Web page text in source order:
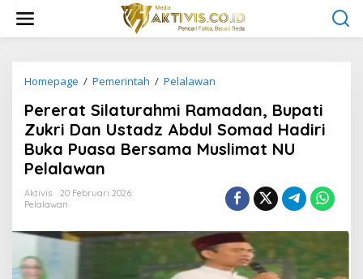
w
Homepage / Pemerintah / Pelalawan
r
e
r
a
t
u
r
Pererat Silaturahmi Ramadan, Bupati
Zukri Dan Ustadz Abdul Somad Hadiri
Buka Puasa Bersama Muslimat NU
Pelalawan
Aktivis
20 Februari 2026
Pelalawan